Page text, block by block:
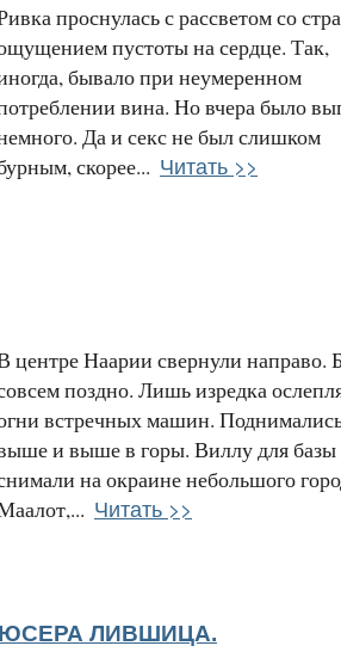
проснулась с рассветом со
пустоты на сердце. Так,
бывало при неумеренном
вина. Но вчера было
Да и секс не был слишком
скорее... Читать >>
центре Наарии свернули направо.
поздно. Лишь изредка
встречных машин.
и выше в горы. Виллу для базы
на окраине небольшого
Читать >>
ЛИВШИЦА.